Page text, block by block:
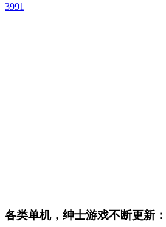
3991
各类单机，绅士游戏不断更新：